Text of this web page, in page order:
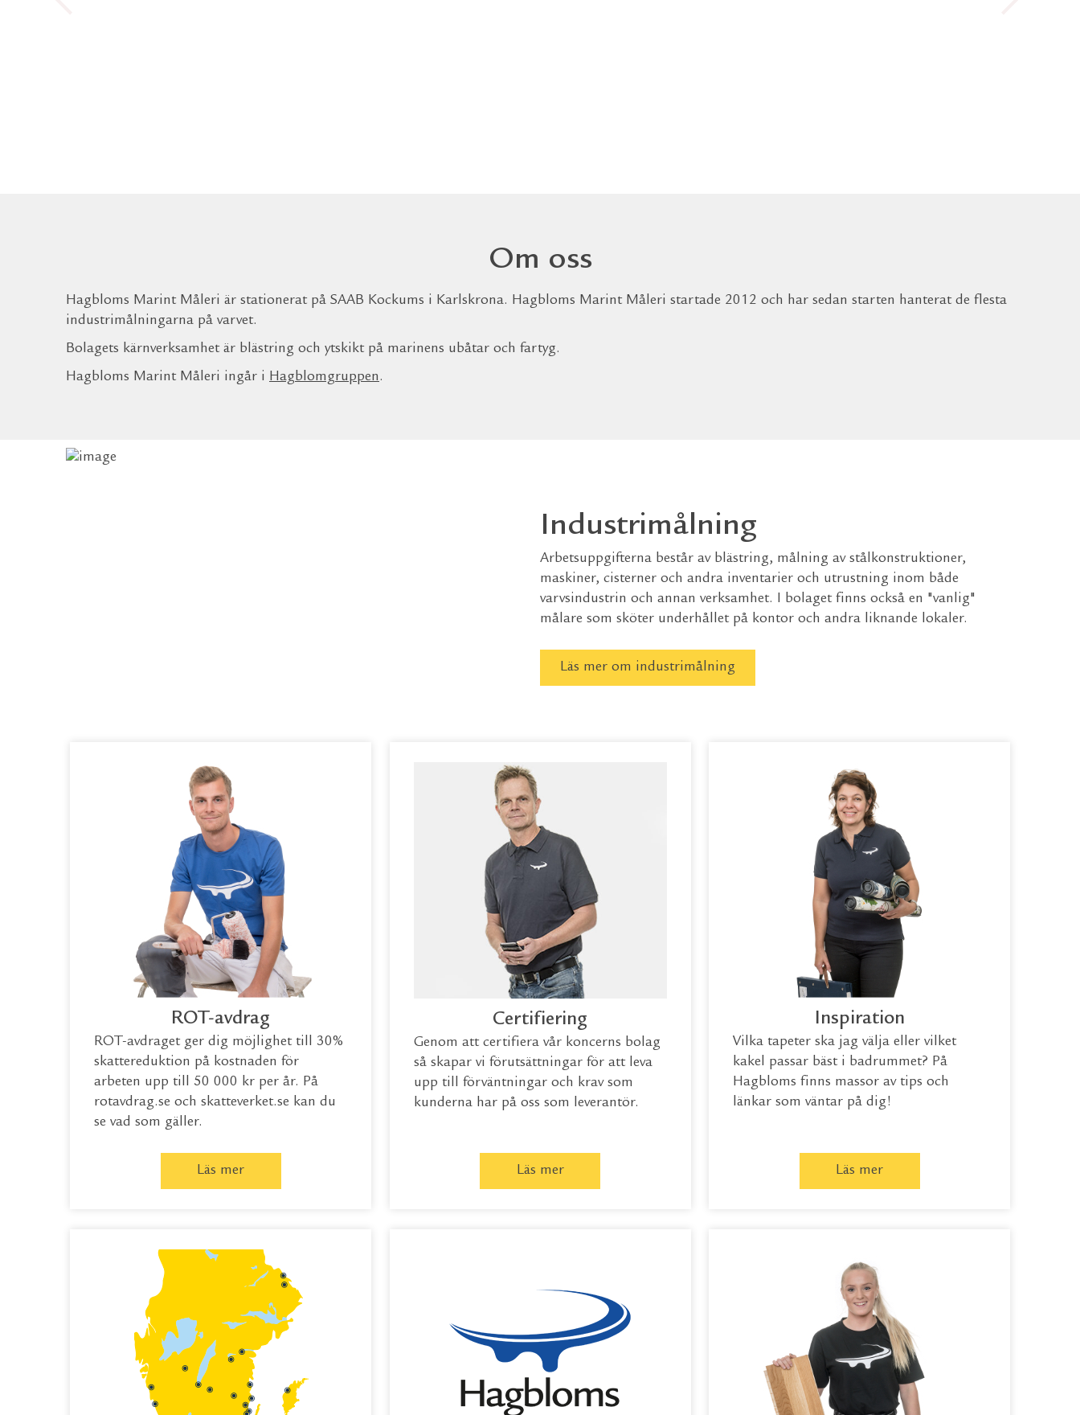
Om oss
Hagbloms Marint Måleri är stationerat på SAAB Kockums i Karlskrona. Hagbloms Marint Måleri startade 2012 och har sedan starten hanterat de flesta
industrimålningarna på varvet.
Bolagets kärnverksamhet är blästring och ytskikt på marinens ubåtar och fartyg.
Hagbloms Marint Måleri ingår i Hagblomgruppen.
Industrimålning
Arbetsuppgifterna består av blästring, målning av stålkonstruktioner,
maskiner, cisterner och andra inventarier och utrustning inom både
varvsindustrin och annan verksamhet. I bolaget finns också en "vanlig"
målare som sköter underhållet på kontor och andra liknande lokaler.
Läs mer om industrimålning
ROT-avdrag
ROT-avdraget ger dig möjlighet till 30%
skattereduktion på kostnaden för
arbeten upp till 50 000 kr per år. På
rotavdrag.se och skatteverket.se kan du
se vad som gäller.
Läs mer
Certifiering
Genom att certifiera vår koncerns bolag
så skapar vi förutsättningar för att leva
upp till förväntningar och krav som
kunderna har på oss som leverantör.
Läs mer
Inspiration
Vilka tapeter ska jag välja eller vilket
kakel passar bäst i badrummet? På
Hagbloms finns massor av tips och
länkar som väntar på dig!
Läs mer